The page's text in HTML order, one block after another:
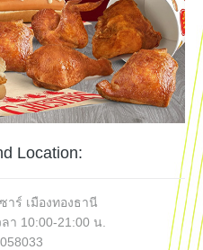
Location:
ร์ เมืองทองธานี
า 10:00-21:00 น.